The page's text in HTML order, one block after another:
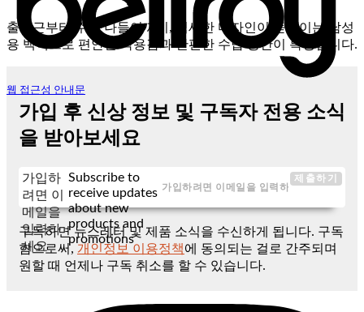
웹 접근성 안내문
출퇴근부터 주말 나들이까지, 섬세한 디자인이 돋보이는 남성
용 백팩으로 편안한 착용감과 간편한 수납 공간이 특징입니다.
가입 후 신상 정보 및 구독자 전용 소식
을 받아보세요
가입하
려면 이
메일을
입력하
세요
Subscribe to
receive updates
about new
products and
promotions
제출하기
구독하면 뉴스레터 및 제품 소식을 수신하게 됩니다. 구독
함으로써, 개인정보 이용정책에 동의되는 걸로 간주되며
원할 때 언제나 구독 취소를 할 수 있습니다.